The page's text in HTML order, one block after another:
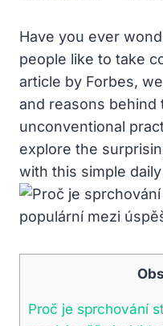
Have⁣ you ever
people like ​to take
article by Forbes,
and reasons behind
unconventional
explore‌ the
with this simple
Proč je sprchování